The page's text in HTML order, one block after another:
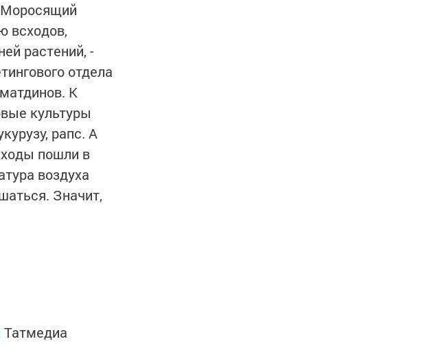
Моросящий
всходов,
растений, -
отдела
К
культуры
рапс. А
пошли в
воздуха
Значит,
Татмедиа